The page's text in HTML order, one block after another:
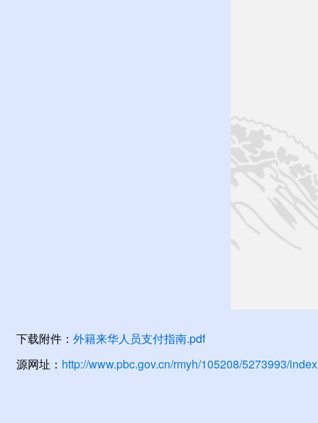
下载附件： 外籍来华人员支付指南.pdf
源网址： http://www.pbc.gov.cn/rmyh/105208/5273993/